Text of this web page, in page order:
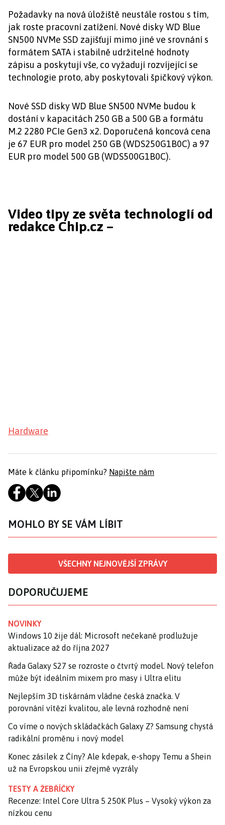
Požadavky na nová úložiště neustále rostou s tím,
jak roste pracovní zatížení. Nové disky WD Blue
SN500 NVMe SSD zajišťují mimo jiné ve srovnání s
formátem SATA i stabilně udržitelné hodnoty
zápisu a poskytují vše, co vyžadují rozvíjející se
technologie proto, aby poskytovali špičkový výkon.
Nové SSD disky WD Blue SN500 NVMe budou k
dostání v kapacitách 250 GB a 500 GB a formátu
M.2 2280 PCIe Gen3 x2. Doporučená koncová cena
je 67 EUR pro model 250 GB (WDS250G1B0C) a 97
EUR pro model 500 GB (WDS500G1B0C).
Video tipy ze světa technologií od
redakce Chip.cz –
Hardware
Máte k článku připomínku? Napište nám
MOHLO BY SE VÁM LÍBIT
VŠECHNY NEJNOVĚJŠÍ ZPRÁVY
DOPORUČUJEME
NOVINKY
Windows 10 žije dál: Microsoft nečekaně prodlužuje
aktualizace až do října 2027
Řada Galaxy S27 se rozroste o čtvrtý model. Nový telefon
může být ideálním mixem pro masy i Ultra elitu
Nejlepším 3D tiskárnám vládne česká značka. V
porovnání vítězí kvalitou, ale levná rozhodně není
Co víme o nových skládačkách Galaxy Z? Samsung chystá
radikální proměnu i nový model
Konec zásilek z Číny? Ale kdepak, e-shopy Temu a Shein
už na Evropskou unii zřejmě vyzrály
TESTY A ŽEBŘÍČKY
Recenze: Intel Core Ultra 5 250K Plus – Vysoký výkon za
nízkou cenu